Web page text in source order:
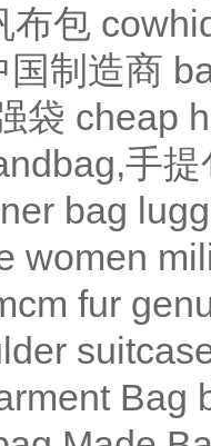
布包
国制造商
袋 cheap
手提
bag
women
fur
Bag